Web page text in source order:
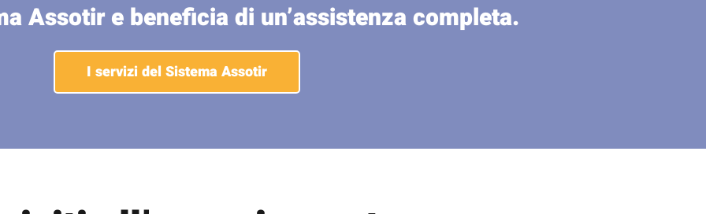
Assotir e beneficia di un’assistenza completa.
I servizi del Sistema Assotir